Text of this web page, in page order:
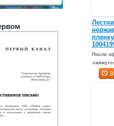
После